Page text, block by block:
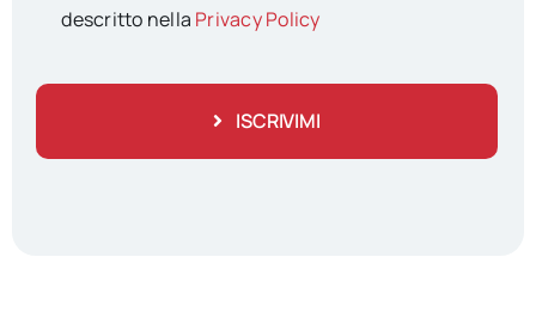
descritto nella Privacy Policy
ISCRIVIMI